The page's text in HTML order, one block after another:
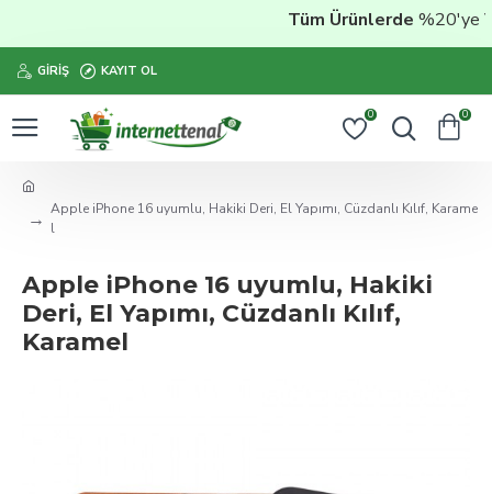
Tüm Ürünlerde%20'ye
GIRIŞ KAYIT OL
0 0
Apple iPhone 16 uyumlu, Hakiki Deri, El Yapımı, Cüzdanlı Kılıf, Karame
l
Apple iPhone 16 uyumlu, Hakiki
Deri, El Yapımı, Cüzdanlı Kılıf,
Karamel